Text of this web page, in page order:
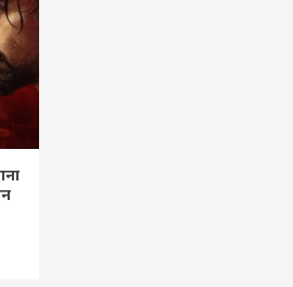
का बड़ा फैसला, CSPGCL की
में लिस्टिंग; 200 करोड़ रुपए के
फल
6 August: आज सावन
फल
6 August 2026: कैसा रहेगा